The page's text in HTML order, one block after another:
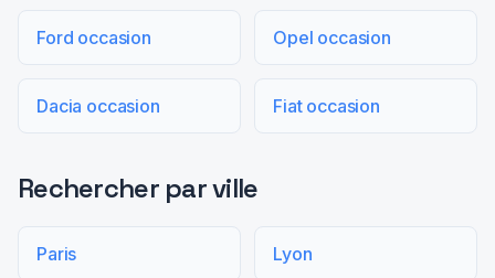
Ford occasion Opel occasion
Dacia occasion Fiat occasion
Rechercher par ville
Paris Lyon